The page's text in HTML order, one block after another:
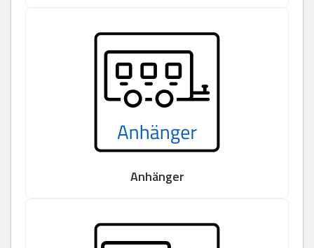
Anhänger